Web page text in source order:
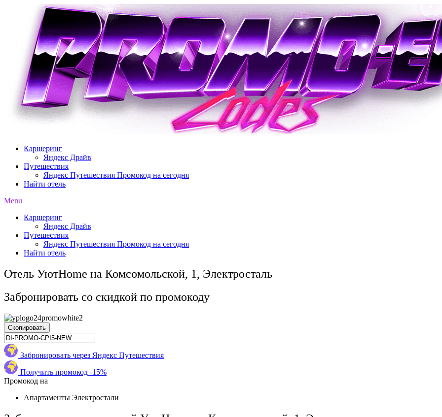
содержимому
Каршеринг
Яндекс Драйв
Путешествия
Яндекс Путешествия Промокод на сегодня
Найти отель
Menu
Каршеринг
Яндекс Драйв
Путешествия
Яндекс Путешествия Промокод на сегодня
Найти отель
Отель УютHome на Комсомольской, 1, Электросталь
Забронировать со скидкой по промокоду
Скопировать
Забронировать через Яндекс Путешествия
Получить промокод -15%
Промокод на
Апартаменты Электростали